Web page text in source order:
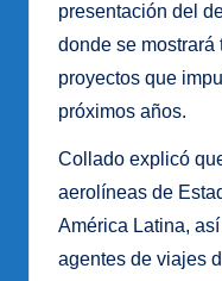
presentación del
donde se mostrará
proyectos que
próximos años.
Collado explicó
aerolíneas de
América Latina,
agentes de viajes